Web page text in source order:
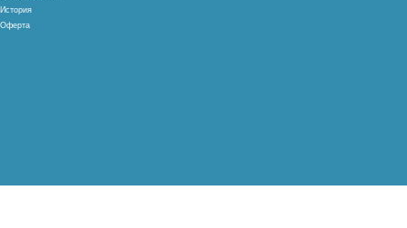
История
Оферта